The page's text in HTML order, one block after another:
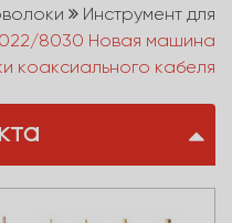
Инструмент для
8030 Новая машина
коаксиального кабеля